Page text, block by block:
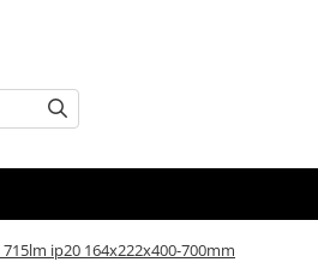
ip20 164x222x400-700mm